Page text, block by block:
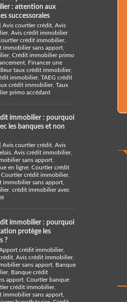
: attention aux
successorales
|Avis courtier crédit ,Avis
,Avis crédit immobilier
crédit immobilier,
immobilier sans apport
,Crédit immobilier primo
Financer une
taux crédit immobilier,
immobilier,TAEG crédit
crédit immobilier,Taux
primo accédant
immobilier : pourquoi
les banques et non
|Avis courtier crédit ,Avis
,Avis crédit immobilier,
sans apport
en ligne ,Courtier crédit
,Courtier crédit immobilier,
immobilier sans apport
,crédit immobilier avec
immobilier : pourquoi
protège les
?
crédit immobilier,
,Avis crédit immobilier,
sans apport Banque
, Banque crédit
apport ,Courtier banque
crédit immobilier,
immobilier sans apport